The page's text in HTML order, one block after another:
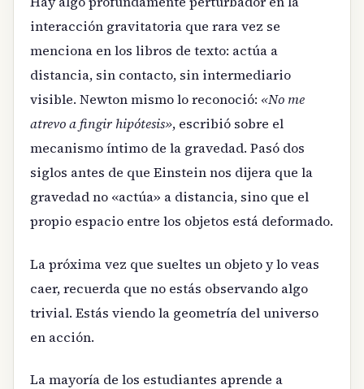
interacción gravitatoria que rara vez se
menciona en los libros de texto: actúa a
distancia, sin contacto, sin intermediario
visible. Newton mismo lo reconoció: «No me
atrevo a fingir hipótesis», escribió sobre el
mecanismo íntimo de la gravedad. Pasó dos
siglos antes de que Einstein nos dijera que la
gravedad no «actúa» a distancia, sino que el
propio espacio entre los objetos está deformado.
La próxima vez que sueltes un objeto y lo veas
caer, recuerda que no estás observando algo
trivial. Estás viendo la geometría del universo
en acción.
La mayoría de los estudiantes aprende a